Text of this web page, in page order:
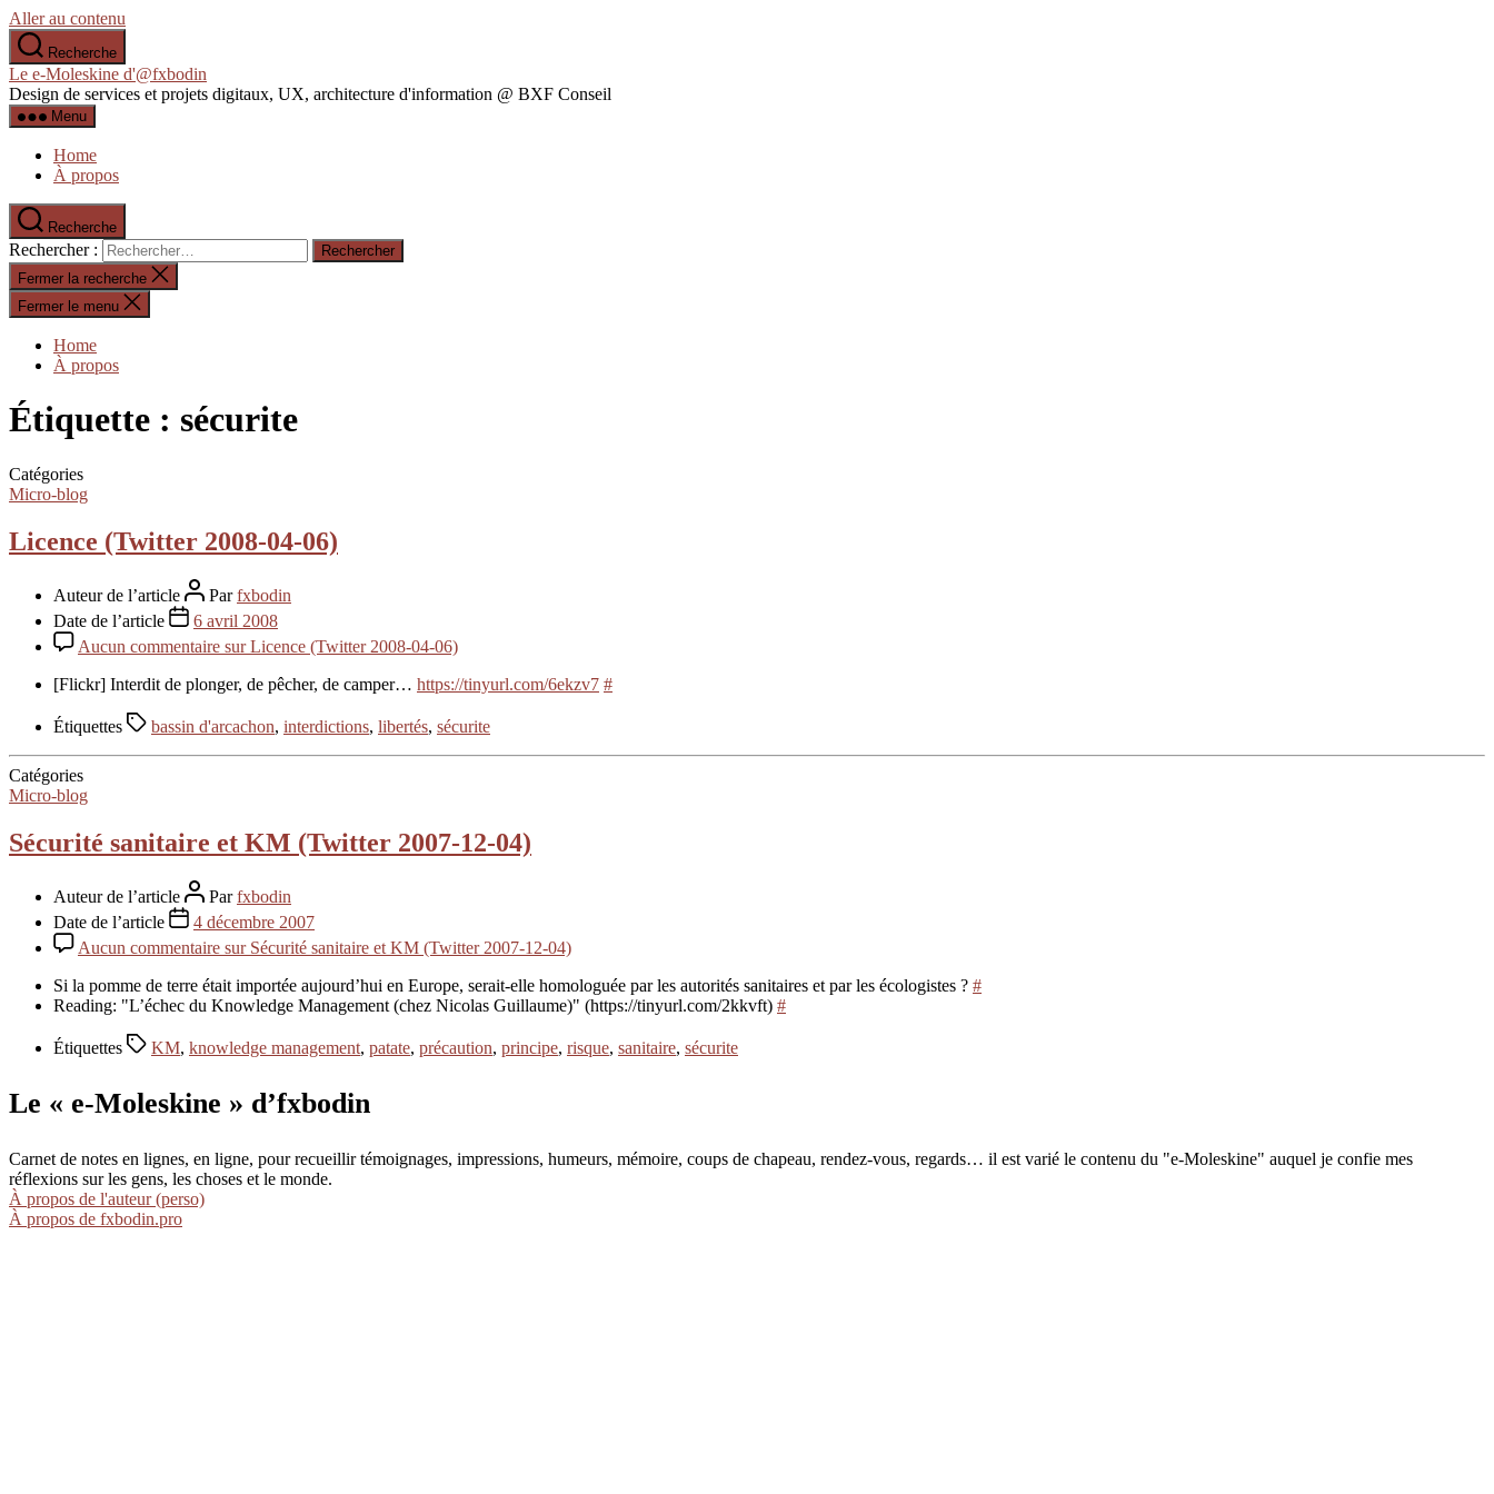
Aller au contenu
Recherche
Le e-Moleskine d'@fxbodin
Design de services et projets digitaux, UX, architecture d'information @ BXF Conseil
Menu
Home
À propos
Recherche
Rechercher :
Fermer la recherche
Fermer le menu
Home
À propos
Étiquette : sécurite
Catégories
Micro-blog
Licence (Twitter 2008-04-06)
Auteur de l’article Parfxbodin
Date de l’article
6 avril 2008
Aucun commentaire sur Licence (Twitter 2008-04-06)
[Flickr] Interdit de plonger, de pêcher, de camper… https://tinyurl.com/6ekzv7 #
Étiquettes bassin d'arcachon, interdictions, libertés, sécurite
Catégories
Micro-blog
Sécurité sanitaire et KM (Twitter 2007-12-04)
Auteur de l’article Parfxbodin
Date de l’article
4 décembre 2007
Aucun commentaire sur Sécurité sanitaire et KM (Twitter 2007-12-04)
Si la pomme de terre était importée aujourd’hui en Europe, serait-elle homologuée par les autorités sanitaires et par les écologistes ? #
Reading: "L’échec du Knowledge Management (chez Nicolas Guillaume)" (https://tinyurl.com/2kkvft) #
Étiquettes KM, knowledge management, patate, précaution, principe, risque, sanitaire, sécurite
Le « e-Moleskine » d’fxbodin
Carnet de notes en lignes, en ligne, pour recueillir témoignages, impressions, humeurs, mémoire, coups de chapeau, rendez-vous, regards… il est varié le contenu du "e-Moleskine" auquel je confie mes
réflexions sur les gens, les choses et le monde.
À propos de l'auteur (perso)
À propos de fxbodin.pro